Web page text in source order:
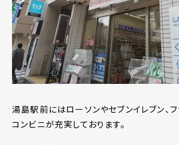
湯島駅前にはローソンやセブンイレブン、フ
コンビニが充実しております。